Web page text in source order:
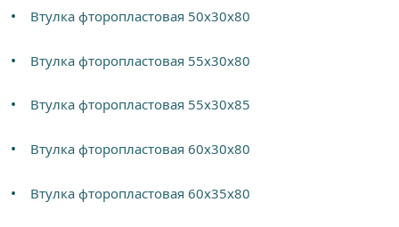
Втулка фторопластовая 50х30х80
Втулка фторопластовая 55х30х80
Втулка фторопластовая 55х30х85
Втулка фторопластовая 60х30х80
Втулка фторопластовая 60х35х80